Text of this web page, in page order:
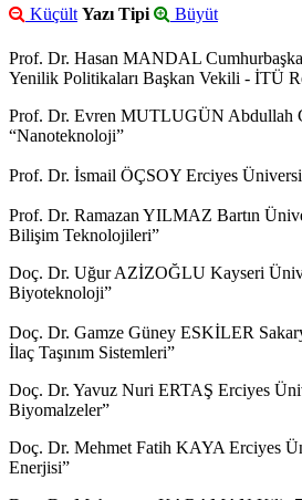
Küçült Yazı Tipi Büyüt
Prof. Dr. Hasan MANDAL
Yenilik Politikaları Başkan Vekili - İTÜ
Prof. Dr. Evren MUTLUGÜN Abdullah
“Nanoteknoloji”
Prof. Dr. İsmail ÖÇSOY Erciyes
Prof. Dr. Ramazan YILMAZ Bartın
Bilişim Teknolojileri”
Doç. Dr. Uğur AZİZOĞLU Kayseri
Biyoteknoloji”
Doç. Dr. Gamze Güney ESKİLER
İlaç Taşınım Sistemleri”
Doç. Dr. Yavuz Nuri ERTAŞ Erciyes
Biyomalzeler”
Doç. Dr. Mehmet Fatih KAYA Erciyes
Enerjisi”